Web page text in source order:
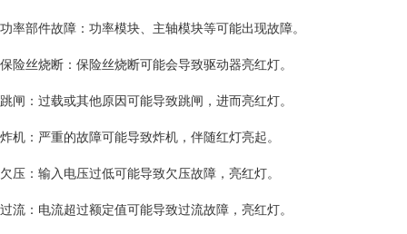
功率部件故障：功率模块、主轴模块等可能出现故障。
保险丝烧断：保险丝烧断可能会导致驱动器亮红灯。
跳闸：过载或其他原因可能导致跳闸，进而亮红灯。
炸机：严重的故障可能导致炸机，伴随红灯亮起。
欠压：输入电压过低可能导致欠压故障，亮红灯。
过流：电流超过额定值可能导致过流故障，亮红灯。